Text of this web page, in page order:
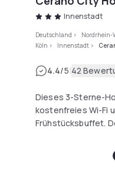
Innenstadt
Deutschland > Nordrhein-
Köln > Innenstadt >
4.4/5|42
Dieses 3-Sterne-
kostenfreies Wi-Fi
Frühstücksbuffet.
Jedes Zimmer im
einen